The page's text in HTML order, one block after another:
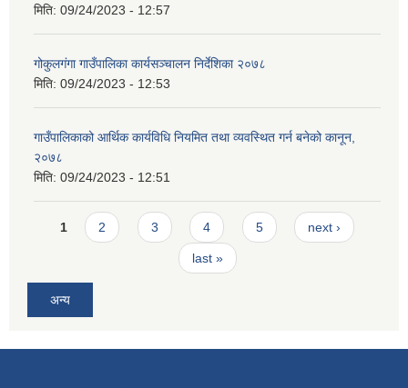
मिति: 09/24/2023 - 12:57
गोकुलगंगा गाउँपालिका कार्यसञ्चालन निर्देशिका २०७८
मिति: 09/24/2023 - 12:53
गाउँपालिकाको आर्थिक कार्यविधि नियमित तथा व्यवस्थित गर्न बनेको कानून,
२०७८
मिति: 09/24/2023 - 12:51
Pages
1 2 3 4 5 next ›
last »
अन्य